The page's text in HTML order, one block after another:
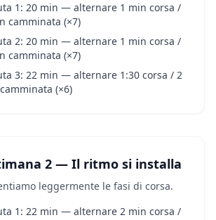
1: 20 min — alternare 1 min corsa /
camminata (×7)
2: 20 min — alternare 1 min corsa /
camminata (×7)
3: 22 min — alternare 1:30 corsa / 2
(×6)
2 — Il ritmo si installa
leggermente le fasi di corsa.
1: 22 min — alternare 2 min corsa /